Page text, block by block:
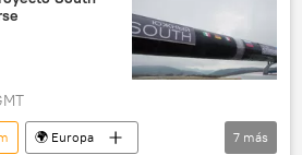
Rusia
🌍 Europa
7 más